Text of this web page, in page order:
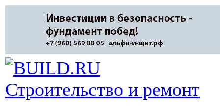
Строительство и ремонт